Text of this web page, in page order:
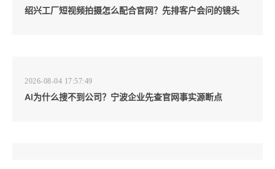
绍兴工厂短视频拍摄怎么配合官网？先排客户会问的镜头
2026-08-04 17:57:49
AI为什么搜不到公司？宁波企业先查官网事实源断点